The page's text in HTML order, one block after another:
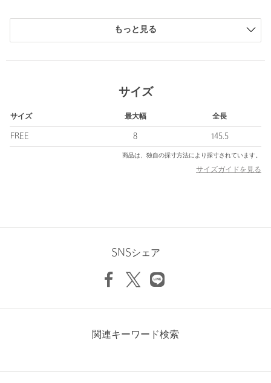
【注意事項】
※商品に「取り扱い上の注意書き」、「洗濯表示」がございます
場合は、使用前に必ずご確認ください。
※商品の色味の目安は、商品単体の画像をご参照ください。
店舗へお問い合わせの際は、全国のUNITED ARROWS OUTLET
各店舗まで下記の品名/品番をお申し付けください。
品名：BR 8.0 ST 3 品番：61346000054
・返品、ご注文確定後の内容変更・追加注文はお受けできませ
・セールアイテムは予告なく価格の変更を行う場合がございます
ます。また、タグの表記と購入価格が異なる場合がございます。
・"不良品"、"ご注文内容と異なる商品"が到着した場合は、お客様
もっと見る
サイズ
サイズ 最大幅 全長
FREE 8 145.5
商品は、独自の採寸方法により採寸されています。
サイズガイドを見る
SNSシェア
関連キーワード検索